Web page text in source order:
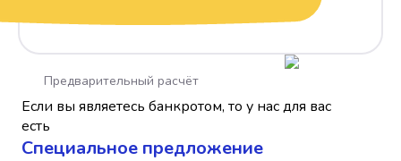
Если вы являетесь банкротом, то у нас для вас
есть
Cпециальное предложение
Предварительный расчёт